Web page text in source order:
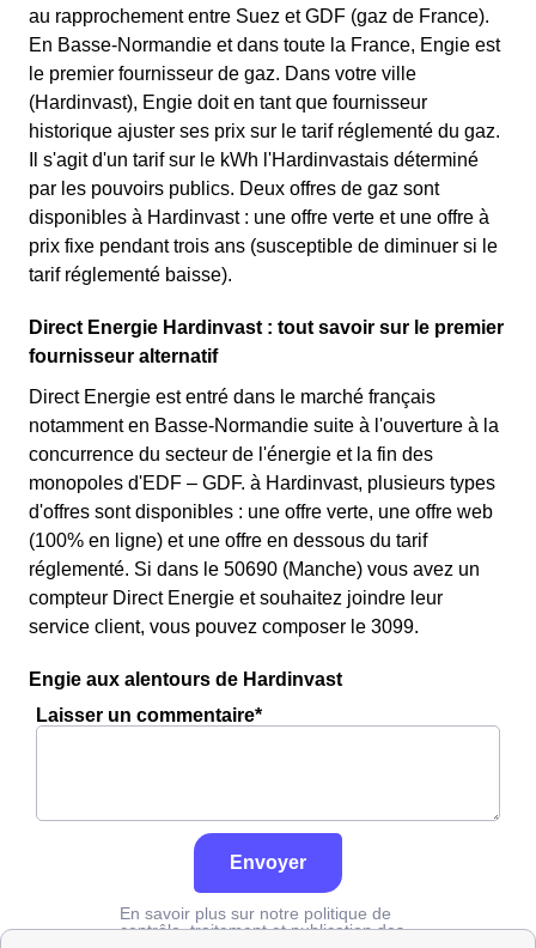
au rapprochement entre Suez et GDF (gaz de France).
En Basse-Normandie et dans toute la France, Engie est
le premier fournisseur de gaz. Dans votre ville
(Hardinvast), Engie doit en tant que fournisseur
historique ajuster ses prix sur le tarif réglementé du gaz.
Il s'agit d'un tarif sur le kWh l'Hardinvastais déterminé
par les pouvoirs publics. Deux offres de gaz sont
disponibles à Hardinvast : une offre verte et une offre à
prix fixe pendant trois ans (susceptible de diminuer si le
tarif réglementé baisse).
Direct Energie Hardinvast : tout savoir sur le premier
fournisseur alternatif
Direct Energie est entré dans le marché français
notamment en Basse-Normandie suite à l'ouverture à la
concurrence du secteur de l'énergie et la fin des
monopoles d'EDF – GDF. à Hardinvast, plusieurs types
d'offres sont disponibles : une offre verte, une offre web
(100% en ligne) et une offre en dessous du tarif
réglementé. Si dans le 50690 (Manche) vous avez un
compteur Direct Energie et souhaitez joindre leur
service client, vous pouvez composer le 3099.
Engie aux alentours de Hardinvast
Laisser un commentaire*
Envoyer
En savoir plus sur notre politique de
contrôle, traitement et publication des